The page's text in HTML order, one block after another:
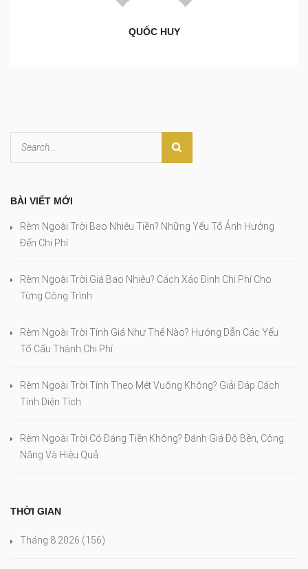
QUỐC HUY
BÀI VIẾT MỚI
Rèm Ngoài Trời Bao Nhiêu Tiền? Những Yếu Tố Ảnh Hưởng
Đến Chi Phí
Rèm Ngoài Trời Giá Bao Nhiêu? Cách Xác Định Chi Phí Cho
Từng Công Trình
Rèm Ngoài Trời Tính Giá Như Thế Nào? Hướng Dẫn Các Yếu
Tố Cấu Thành Chi Phí
Rèm Ngoài Trời Tính Theo Mét Vuông Không? Giải Đáp Cách
Tính Diện Tích
Rèm Ngoài Trời Có Đáng Tiền Không? Đánh Giá Độ Bền, Công
Năng Và Hiệu Quả
THỜI GIAN
Tháng 8 2026 (156)